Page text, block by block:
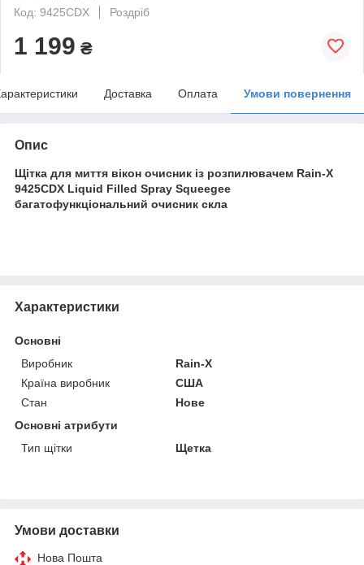
Код: 9425CDX
Роздріб
1 199 ₴
Доставка Оплата Умови повернення
Опис
Щітка для миття вікон очисник із розпилювачем Rain-X
9425CDX Liquid Filled Spray Squeegee
багатофункціональний очисник скла
Характеристики
Основні
Виробник
Rain‑X
Країна виробник
США
Стан
Нове
Основні атрибути
Тип щітки
Щетка
Умови доставки
Нова Пошта